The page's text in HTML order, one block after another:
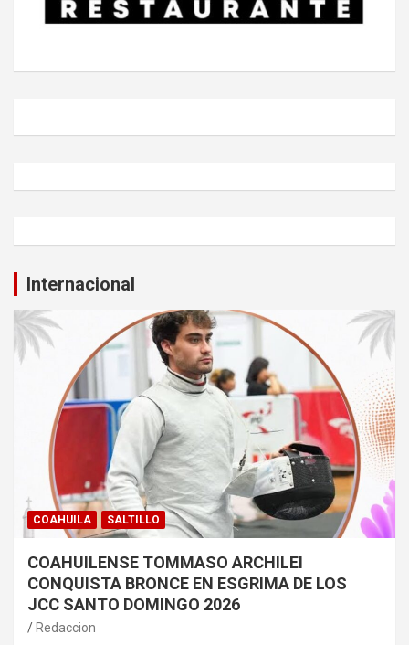
Internacional
COAHUILA SALTILLO
COAHUILENSE TOMMASO ARCHILEI
CONQUISTA BRONCE EN ESGRIMA DE LOS
JCC SANTO DOMINGO 2026
Redaccion